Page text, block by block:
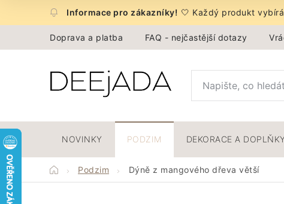
🤍 Každý produkt
Doprava a platba FAQ - nejčastější dotazy
NOVINKY PODZIM DEKORACE A DOPLŇKY
DomůPodzim Dýně z mangového dřeva větší